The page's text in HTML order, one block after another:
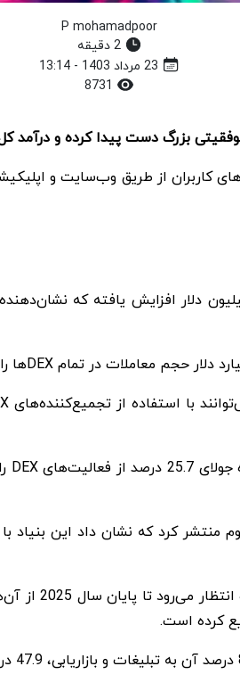
P mohamadpoor
2 دقیقه